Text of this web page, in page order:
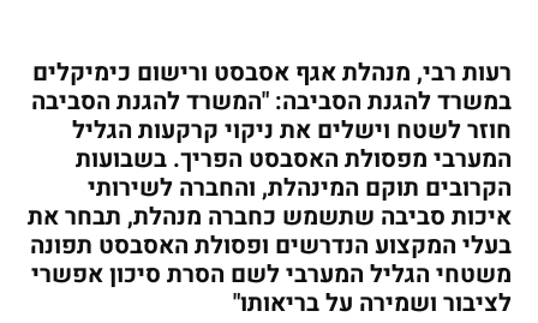
רעות רבי, מנהלת אגף אסבסט ורישום כימיקלים
במשרד להגנת הסביבה: "המשרד להגנת הסביבה
חוזר לשטח וישלים את ניקוי קרקעות הגליל
המערבי מפסולת האסבסט הפריך. בשבועות
הקרובים תוקם המינהלת, והחברה לשירותי
איכות סביבה שתשמש כחברה מנהלת, תבחר את
בעלי המקצוע הנדרשים ופסולת האסבסט תפונה
משטחי הגליל המערבי לשם הסרת סיכון אפשרי
לציבור ושמירה על בריאותו"